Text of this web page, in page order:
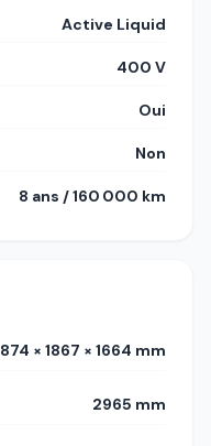
Active Liquid
400 V
Oui
Non
8 ans / 160 000 km
× 1867 × 1664 mm
2965 mm